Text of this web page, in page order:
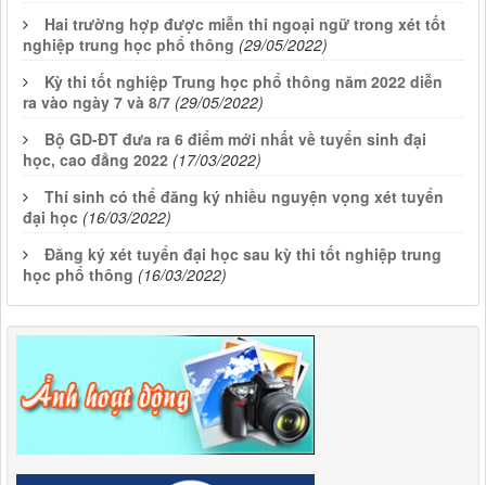
Hai trường hợp được miễn thi ngoại ngữ trong xét tốt
nghiệp trung học phổ thông (29/05/2022)
Kỳ thi tốt nghiệp Trung học phổ thông năm 2022 diễn
ra vào ngày 7 và 8/7 (29/05/2022)
Bộ GD-ĐT đưa ra 6 điểm mới nhất về tuyển sinh đại
học, cao đẳng 2022 (17/03/2022)
Thí sinh có thể đăng ký nhiều nguyện vọng xét tuyển
đại học (16/03/2022)
Đăng ký xét tuyển đại học sau kỳ thi tốt nghiệp trung
học phổ thông (16/03/2022)